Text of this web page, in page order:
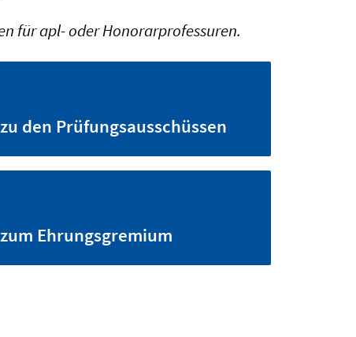
für apl- oder Honorarprofessuren.
zu den Prüfungsausschüssen
zum Ehrungsgremium